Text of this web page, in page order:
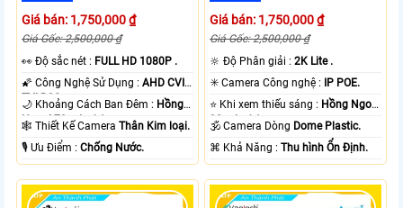
Giá bán: 1,750,000 ₫
Giá Gốc: 2,500,000 ₫
️👀 Độ sắc nét : FULL HD 1080P .
🌠 Công Nghệ Sử Dụng :AHD CVI
TVI BCS.
🌙 Khoảng Cách Ban Đêm : Hồng
Ngoại 70m Led Array.
🕸️ Thiết Kế CameraThân Kim loại.
️🎙 Ưu Điểm :Chống Nước.
Giá bán: 1,750,000 ₫
Giá Gốc: 2,500,000 ₫
🔆 Độ Phân giải :2K Lite .
✳️ Camera Công nghệ :
IP POE.
⭐ Khi xem thiếu sáng : Hồng Ngoại
30m Led Array.
🕉️ Camera Dòng Dome Plastic.
️⌘ Khả Năng :Thu hình Ổn Định.